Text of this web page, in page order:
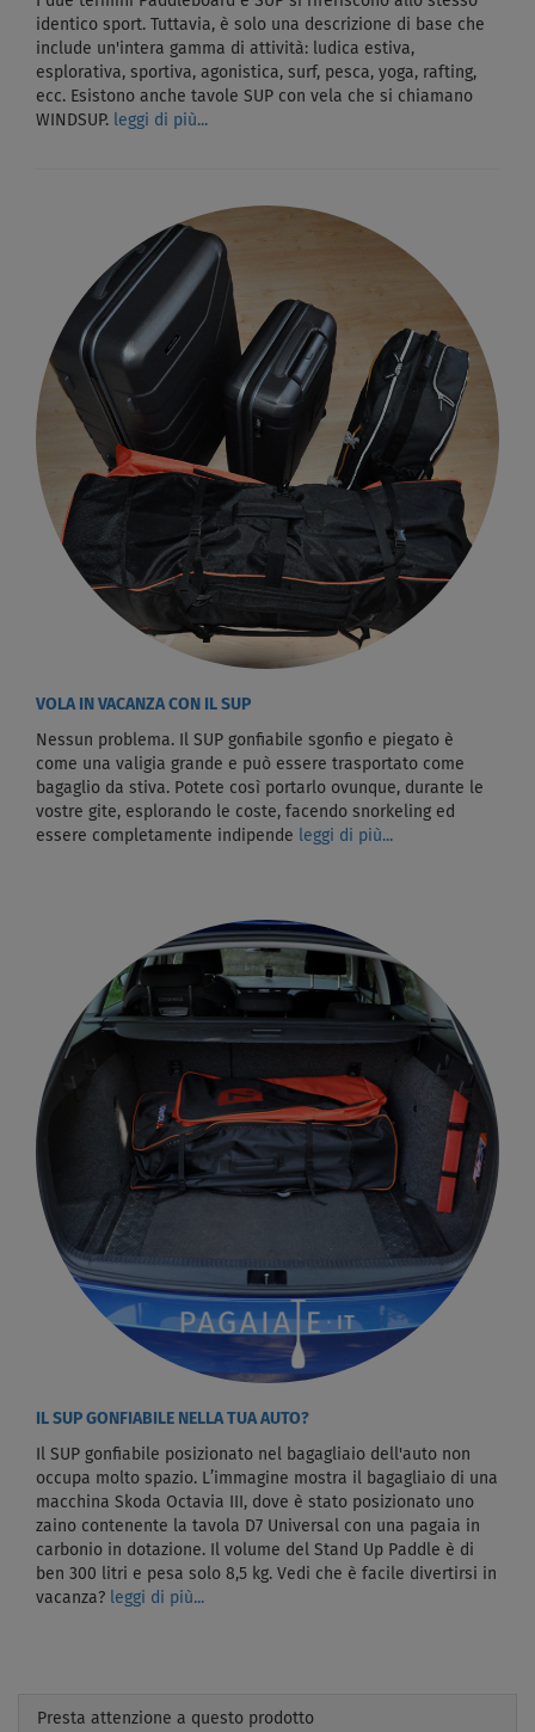
identico sport. Tuttavia, è solo una descrizione di base che
include un'intera gamma di attività: ludica estiva,
esplorativa, sportiva, agonistica, surf, pesca, yoga, rafting,
ecc. Esistono anche tavole SUP con vela che si chiamano
WINDSUP.
leggi di più...
VOLA IN VACANZA CON IL SUP
Nessun problema. Il SUP gonfiabile sgonfio e piegato è
come una valigia grande e può essere trasportato come
bagaglio da stiva. Potete così portarlo ovunque, durante le
vostre gite, esplorando le coste, facendo snorkeling ed
essere completamente indipende
leggi di più...
IL SUP GONFIABILE NELLA TUA AUTO?
Il SUP gonfiabile posizionato nel bagagliaio dell'auto non
occupa molto spazio. L’immagine mostra il bagagliaio di una
macchina Skoda Octavia III, dove è stato posizionato uno
zaino contenente la tavola D7 Universal con una pagaia in
carbonio in dotazione. Il volume del Stand Up Paddle è di
ben 300 litri e pesa solo 8,5 kg. Vedi che è facile divertirsi in
vacanza?
leggi di più...
Presta attenzione a questo prodotto